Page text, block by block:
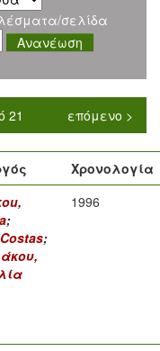
σελίδα
21 επόμενο >
Χρονολογία
;
;
1996